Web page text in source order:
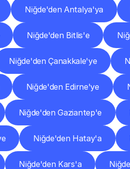
Niğde'den Antalya'ya
Niğde'den Bitlis'e
Niğde'den Çanakkale'ye
Niğde'den Edirne'ye
Niğde'den Gaziantep'e
Niğde'den Hatay'a
Niğde'den Kars'a